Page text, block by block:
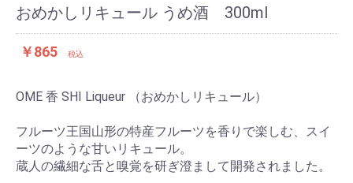
おめかしリキュール うめ酒 300ml
￥865 税込
OME 香 SHI Liqueur （おめかしリキュール）
フルーツ王国山形の特産フルーツを香りで楽しむ、スイ
ーツのような甘いリキュール。
蔵人の繊細な舌と嗅覚を研ぎ澄まして開発されました。